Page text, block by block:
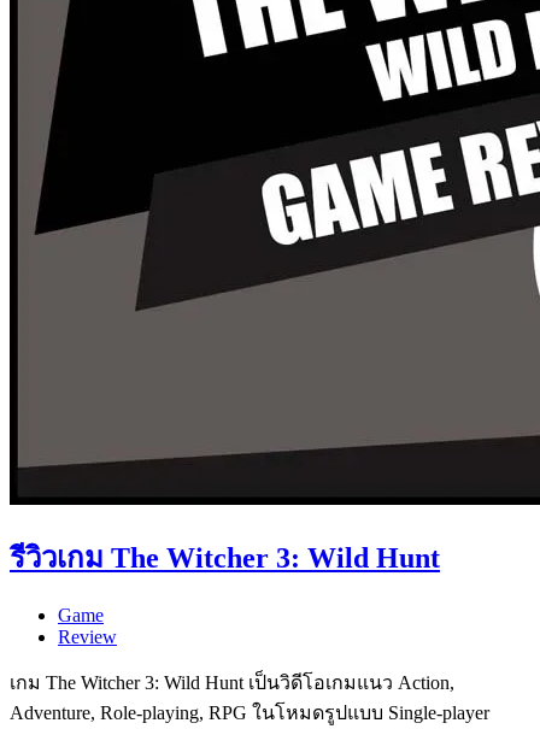
รีวิวเกม The Witcher 3: Wild Hunt
Game
Review
เกม The Witcher 3: Wild Hunt เป็นวิดีโอเกมแนว Action,
Adventure, Role-playing, RPG ในโหมดรูปแบบ Single-player